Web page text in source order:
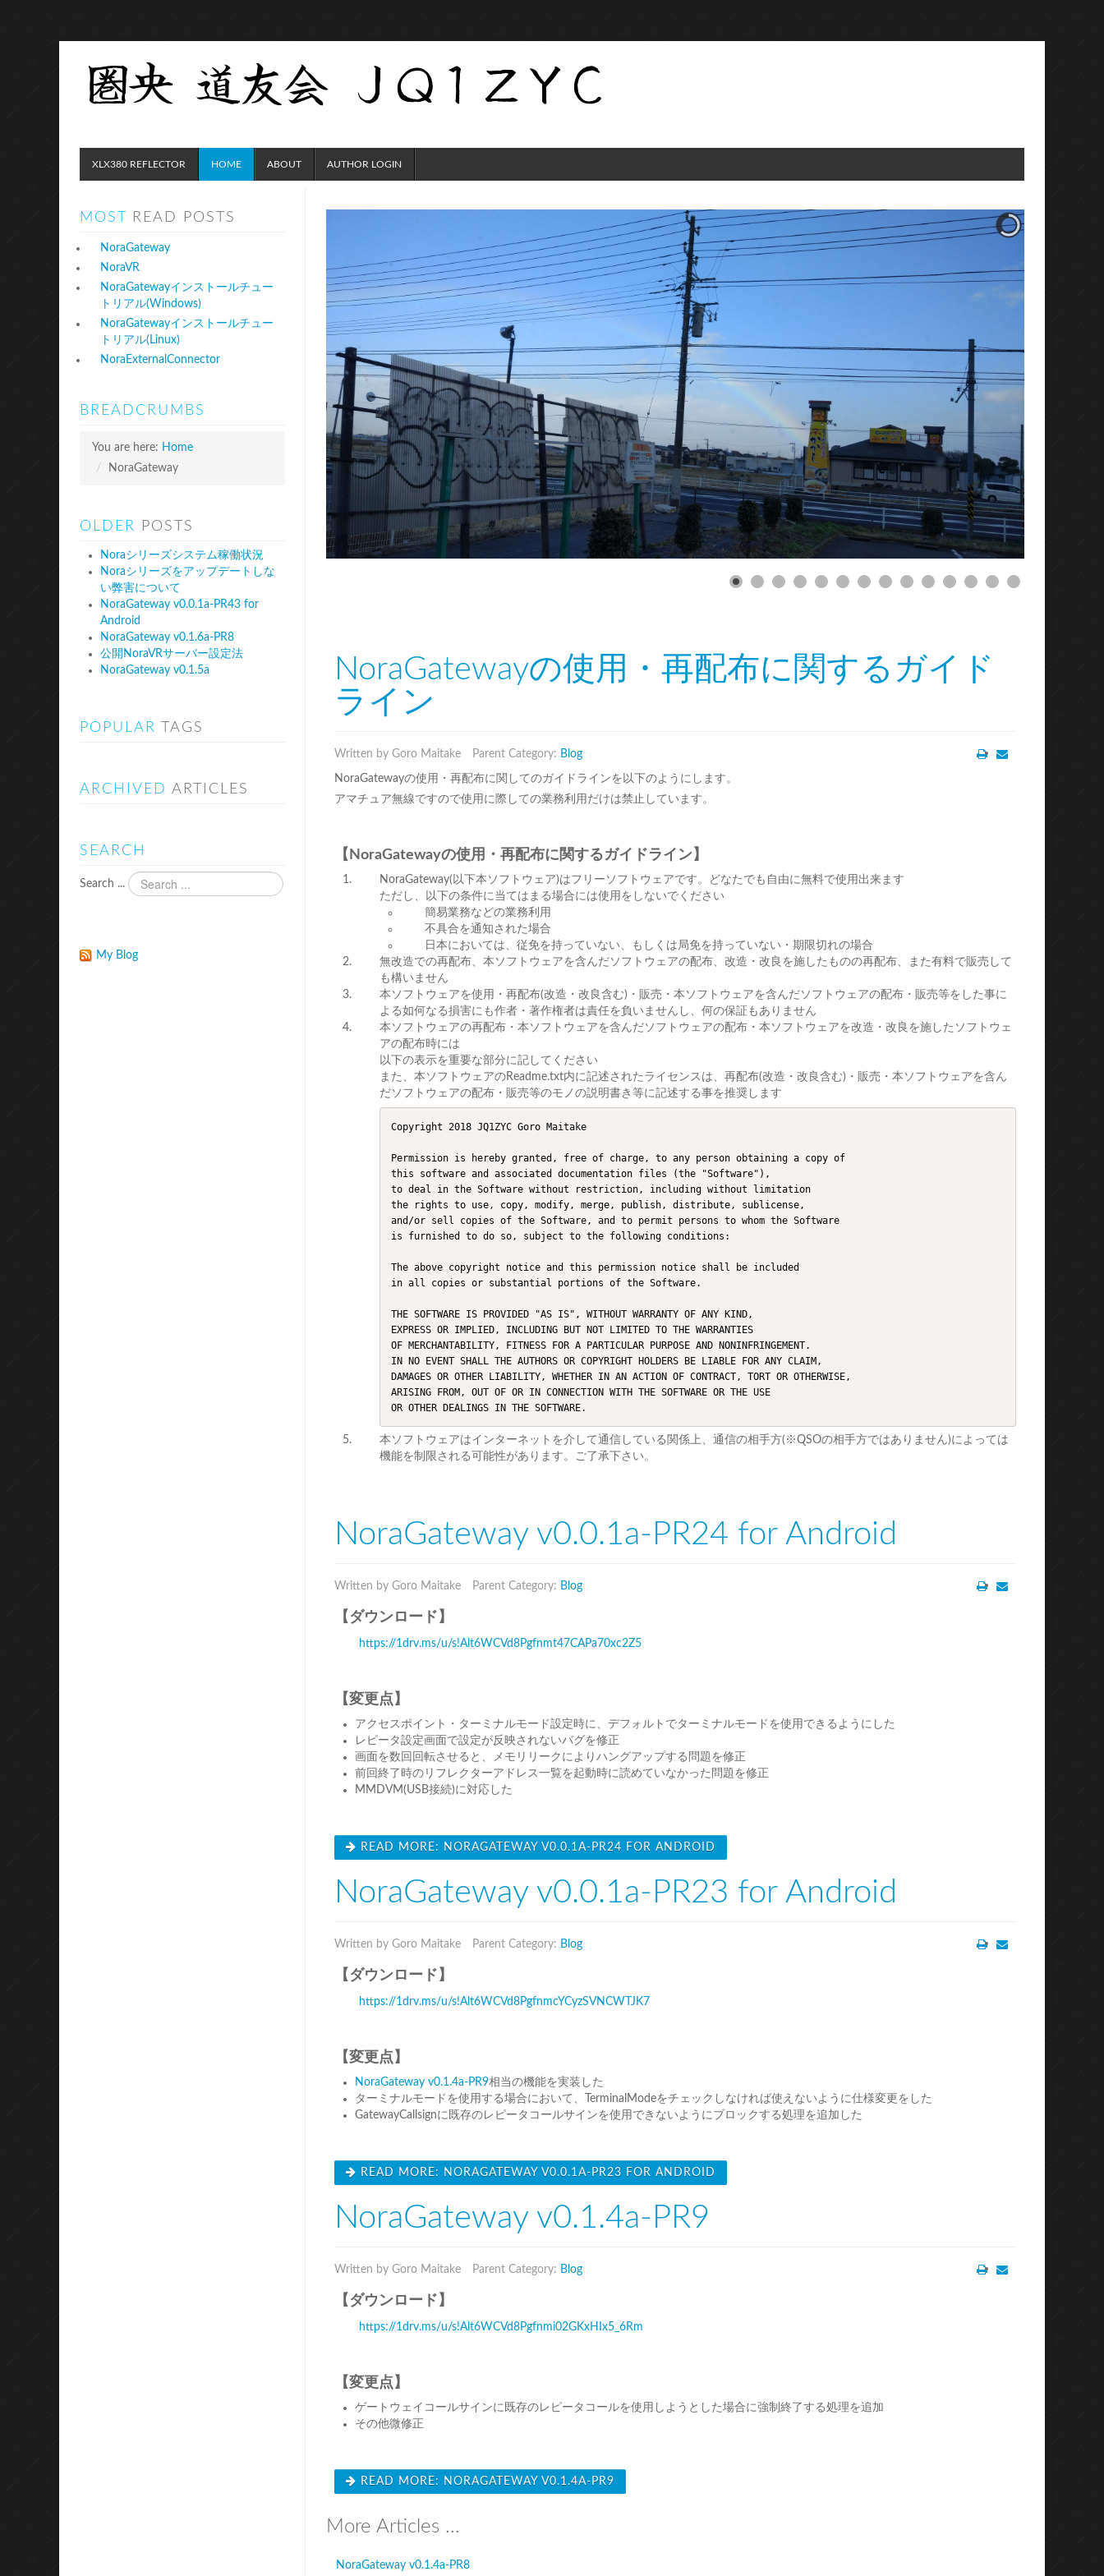
XLX380 REFLECTOR HOME ABOUT AUTHOR LOGIN
NoraGatewayの使用・再配布に関するガイド
ライン
Written by Goro Maitake Parent Category: Blog
NoraGatewayの使用・再配布に関してのガイドラインを以下のようにします。
アマチュア無線ですので使用に際しての業務利用だけは禁止しています。
【NoraGatewayの使用・再配布に関するガイドライン】
NoraGateway(以下本ソフトウェア)はフリーソフトウェアです。どなたでも自由に無料で使用出来ます
ただし、以下の条件に当てはまる場合には使用をしないでください
簡易業務などの業務利用
不具合を通知された場合
日本においては、従免を持っていない、もしくは局免を持っていない・期限切れの場合
無改造での再配布、本ソフトウェアを含んだソフトウェアの配布、改造・改良を施したものの再配布、また有料で販売して
も構いません
本ソフトウェアを使用・再配布(改造・改良含む)・販売・本ソフトウェアを含んだソフトウェアの配布・販売等をした事に
よる如何なる損害にも作者・著作権者は責任を負いませんし、何の保証もありません
本ソフトウェアの再配布・本ソフトウェアを含んだソフトウェアの配布・本ソフトウェアを改造・改良を施したソフトウェ
アの配布時には
以下の表示を重要な部分に記してください
また、本ソフトウェアのReadme.txt内に記述されたライセンスは、再配布(改造・改良含む)・販売・本ソフトウェアを含ん
だソフトウェアの配布・販売等のモノの説明書き等に記述する事を推奨します
Copyright 2018 JQ1ZYC Goro Maitake
Permission is hereby granted, free of charge, to any person obtaining a copy of
this software and associated documentation files (the "Software"),
to deal in the Software without restriction, including without limitation
the rights to use, copy, modify, merge, publish, distribute, sublicense,
and/or sell copies of the Software, and to permit persons to whom the Software
is furnished to do so, subject to the following conditions:
The above copyright notice and this permission notice shall be included
in all copies or substantial portions of the Software.
THE SOFTWARE IS PROVIDED "AS IS", WITHOUT WARRANTY OF ANY KIND,
EXPRESS OR IMPLIED, INCLUDING BUT NOT LIMITED TO THE WARRANTIES
OF MERCHANTABILITY, FITNESS FOR A PARTICULAR PURPOSE AND NONINFRINGEMENT.
IN NO EVENT SHALL THE AUTHORS OR COPYRIGHT HOLDERS BE LIABLE FOR ANY CLAIM,
DAMAGES OR OTHER LIABILITY, WHETHER IN AN ACTION OF CONTRACT, TORT OR OTHERWISE,
ARISING FROM, OUT OF OR IN CONNECTION WITH THE SOFTWARE OR THE USE
OR OTHER DEALINGS IN THE SOFTWARE.​
本ソフトウェアはインターネットを介して通信している関係上、通信の相手方(※QSOの相手方ではありません)によっては
機能を制限される可能性があります。ご了承下さい。
NoraGateway v0.0.1a-PR24 for Android
Written by Goro Maitake Parent Category: Blog
【ダウンロード】
https://1drv.ms/u/s!Alt6WCVd8Pgfnmt47CAPa70xc2Z5
【変更点】
アクセスポイント・ターミナルモード設定時に、デフォルトでターミナルモードを使用できるようにした
レピータ設定画面で設定が反映されないバグを修正
画面を数回回転させると、メモリリークによりハングアップする問題を修正
前回終了時のリフレクターアドレス一覧を起動時に読めていなかった問題を修正
MMDVM(USB接続)に対応した
READ MORE: NORAGATEWAY V0.0.1A-PR24 FOR ANDROID
NoraGateway v0.0.1a-PR23 for Android
Written by Goro Maitake Parent Category: Blog
【ダウンロード】
https://1drv.ms/u/s!Alt6WCVd8PgfnmcYCyzSVNCWTJK7
【変更点】
NoraGateway v0.1.4a-PR9相当の機能を実装した
ターミナルモードを使用する場合において、TerminalModeをチェックしなければ使えないように仕様変更をした
GatewayCallsignに既存のレピータコールサインを使用できないようにブロックする処理を追加した
READ MORE: NORAGATEWAY V0.0.1A-PR23 FOR ANDROID
NoraGateway v0.1.4a-PR9
Written by Goro Maitake Parent Category: Blog
【ダウンロード】
https://1drv.ms/u/s!Alt6WCVd8Pgfnmi02GKxHIx5_6Rm
【変更点】
ゲートウェイコールサインに既存のレピータコールを使用しようとした場合に強制終了する処理を追加
その他微修正
READ MORE: NORAGATEWAY V0.1.4A-PR9
More Articles ...
NoraGateway v0.1.4a-PR8
MOST READ POSTS
NoraGateway
NoraVR
NoraGatewayインストールチュー
トリアル(Windows)
NoraGatewayインストールチュー
トリアル(Linux)
NoraExternalConnector
BREADCRUMBS
You are here: Home
/
NoraGateway
OLDER POSTS
Noraシリーズシステム稼働状況
Noraシリーズをアップデートしな
い弊害について
NoraGateway v0.0.1a-PR43 for
Android
NoraGateway v0.1.6a-PR8
公開NoraVRサーバー設定法
NoraGateway v0.1.5a
POPULAR TAGS
ARCHIVED ARTICLES
SEARCH
Search ...
My Blog